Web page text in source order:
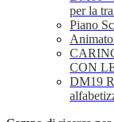
per la
Piano
CON
DM19